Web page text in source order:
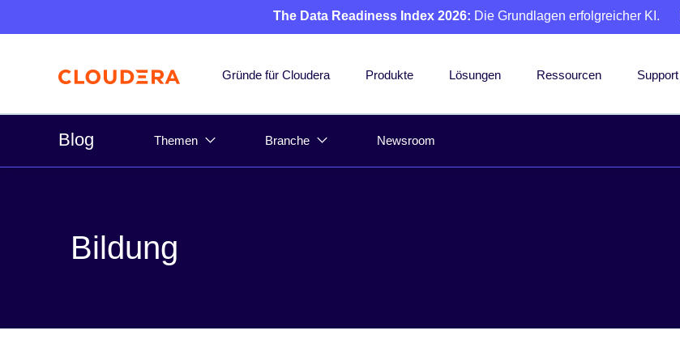
The Data Readiness Index 2026: Die Grundlagen erfolgreicher KI.
Gründe für Cloudera Produkte Lösungen Ressourcen Support
Blog Themen Branche Newsroom
Bildung